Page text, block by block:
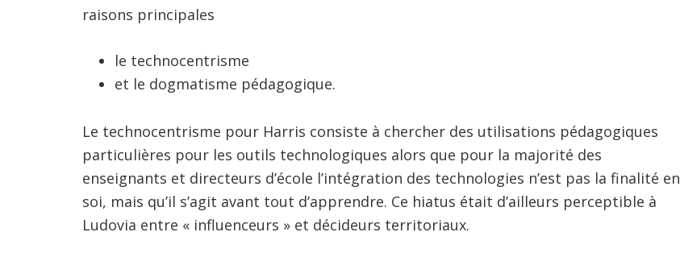
raisons principales
le technocentrisme
et le dogmatisme pédagogique.
Le technocentrisme pour Harris consiste à chercher des utilisations pédagogiques
particulières pour les outils technologiques alors que pour la majorité des
enseignants et directeurs d’école l’intégration des technologies n’est pas la finalité en
soi, mais qu’il s’agit avant tout d’apprendre. Ce hiatus était d’ailleurs perceptible à
Ludovia entre « influenceurs » et décideurs territoriaux.